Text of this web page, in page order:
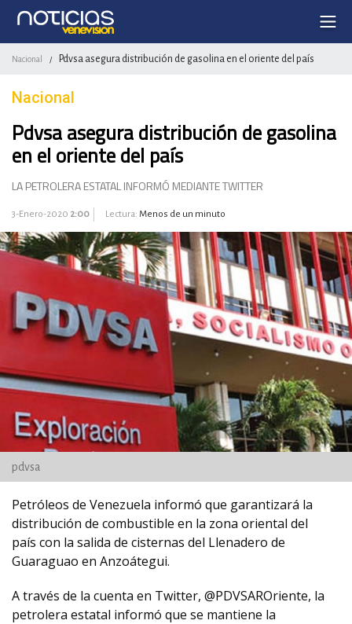
Nacional / Pdvsa asegura distribución de gasolina en el oriente del país
Nacional
Pdvsa asegura distribución de gasolina
en el oriente del país
LA PETROLERA ESTATAL INFORMÓ MEDIANTE TWITTER
3-Enero-2020 2:00 Lectura: Menos de un minuto
pdvsa
Petróleos de Venezuela informó que garantizará la
distribución de combustible en la zona oriental del
país con la salida de cisternas del Llenadero de
Guaraguao en Anzoátegui.
A través de la cuenta en Twitter, @PDVSAROriente, la
petrolera estatal informó que se mantiene la